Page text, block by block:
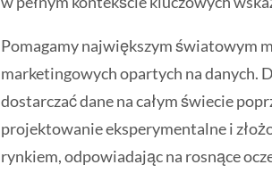
Pomagamy największym światowym
marketingowych opartych na danych.
dostarczać dane na całym świecie
projektowanie eksperymentalne i
rynkiem, odpowiadając na rosnące